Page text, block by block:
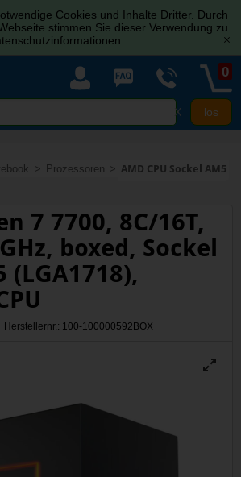
Cookies und Inhalte Dritter. Durch
stimmen Sie dieser Verwendung zu.
[x]
X
0
Prozessoren AMD CPU Sockel AM5
7 7700, 8C/16T,
boxed, Sockel
(LGA1718),
100-100000592BOX